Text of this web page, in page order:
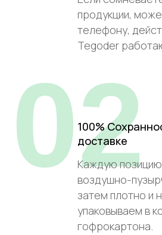
продукции,
телефону,
Tegoder
100%
доставке
Каждую
воздушно-
затем плотно и
упаковываем в
гофрокартона.
02